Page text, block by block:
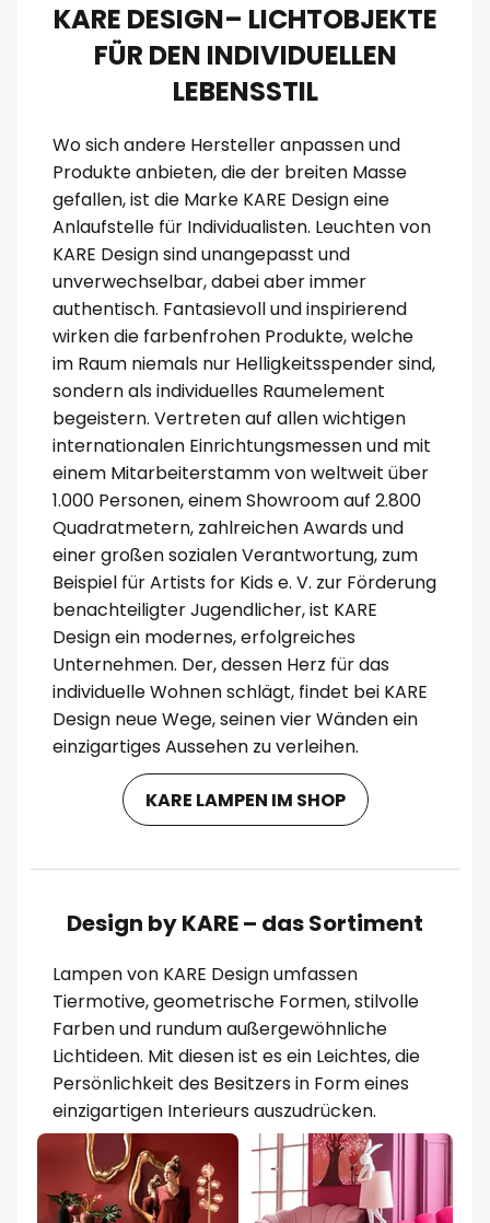
KARE DESIGN– LICHTOBJEKTE
FÜR DEN INDIVIDUELLEN
LEBENSSTIL
Wo sich andere Hersteller anpassen und
Produkte anbieten, die der breiten Masse
gefallen, ist die Marke KARE Design eine
Anlaufstelle für Individualisten. Leuchten von
KARE Design sind unangepasst und
unverwechselbar, dabei aber immer
authentisch. Fantasievoll und inspirierend
wirken die farbenfrohen Produkte, welche
im Raum niemals nur Helligkeitsspender sind,
sondern als individuelles Raumelement
begeistern. Vertreten auf allen wichtigen
internationalen Einrichtungsmessen und mit
einem Mitarbeiterstamm von weltweit über
1.000 Personen, einem Showroom auf 2.800
Quadratmetern, zahlreichen Awards und
einer großen sozialen Verantwortung, zum
Beispiel für Artists for Kids e. V. zur Förderung
benachteiligter Jugendlicher, ist KARE
Design ein modernes, erfolgreiches
Unternehmen. Der, dessen Herz für das
individuelle Wohnen schlägt, findet bei KARE
Design neue Wege, seinen vier Wänden ein
einzigartiges Aussehen zu verleihen.
KARE LAMPEN IM SHOP
Design by KARE – das Sortiment
Lampen von KARE Design umfassen
Tiermotive, geometrische Formen, stilvolle
Farben und rundum außergewöhnliche
Lichtideen. Mit diesen ist es ein Leichtes, die
Persönlichkeit des Besitzers in Form eines
einzigartigen Interieurs auszudrücken.